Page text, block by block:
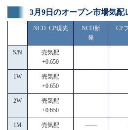
3月9日のオープン市場気配
NCD･CP現先
NCD新
発
CP
S/N
売気配
+0.650
1W
売気配
+0.650
2W
売気配
+0.650
1M
売気配
------